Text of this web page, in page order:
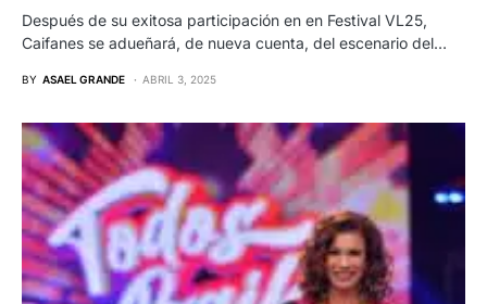
Después de su exitosa participación en en Festival VL25,
Caifanes se adueñará, de nueva cuenta, del escenario del…
BY ASAEL GRANDE ABRIL 3, 2025